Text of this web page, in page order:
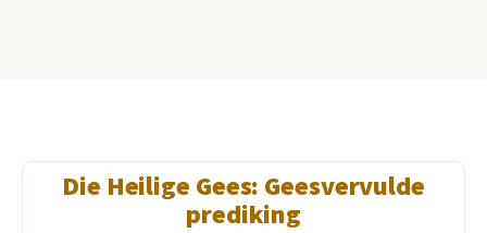
Die Heilige Gees: Geesvervulde
prediking